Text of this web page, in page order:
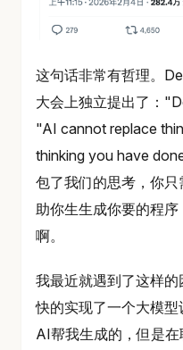
这句话非常有哲理。
大会上独立提出了：
"AI cannot replace
thinking you have
包了我们的思考，你
助你生生成你要的程
啊。
我最近就遇到了这样
快的实现了一个大模
AI帮我生成的，但是